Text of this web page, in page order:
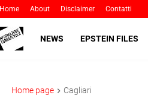
Home About Disclaimer Contatti
NEWS EPSTEIN FILES
Home page Cagliari